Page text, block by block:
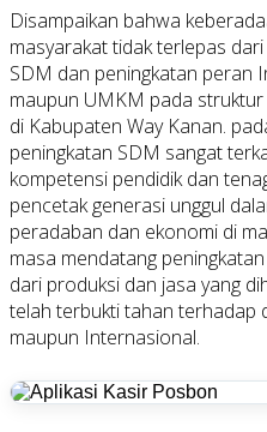
Disampaikan bahwa
masyarakat tidak terlepas
SDM dan peningkatan peran
maupun UMKM pada
di Kabupaten Way Kanan.
peningkatan SDM sangat
kompetensi pendidik dan
pencetak generasi unggul
peradaban dan ekonomi di
masa mendatang
dari produksi dan jasa yang
telah terbukti tahan terhadap
maupun Internasional.